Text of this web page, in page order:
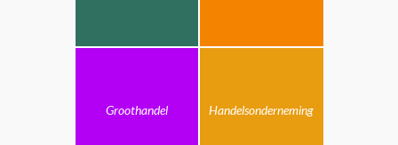
Groothandel Handelsonderneming